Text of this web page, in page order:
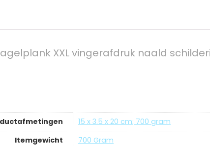
XXL vingerafdruk naald
‎15 x 3.5 x 20 cm; 700 gram
Itemgewicht
‎700 Gram